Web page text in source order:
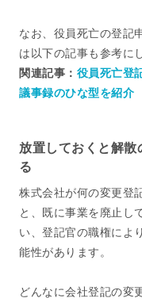
なお、役員死亡の登記
は以下の記事も参考に
関連記事： 役員死亡登
議事録のひな型を紹介
放置しておくと解
る
株式会社が何の変更登
と、既に事業を廃止し
い、登記官の職権によ
能性があります。
どんなに会社登記の変